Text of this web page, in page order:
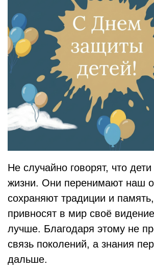
Не случайно говорят, что
жизни. Они перенимают наш
сохраняют традиции и
привносят в мир своё
лучше. Благодаря этому не
связь поколений, а знания
дальше.